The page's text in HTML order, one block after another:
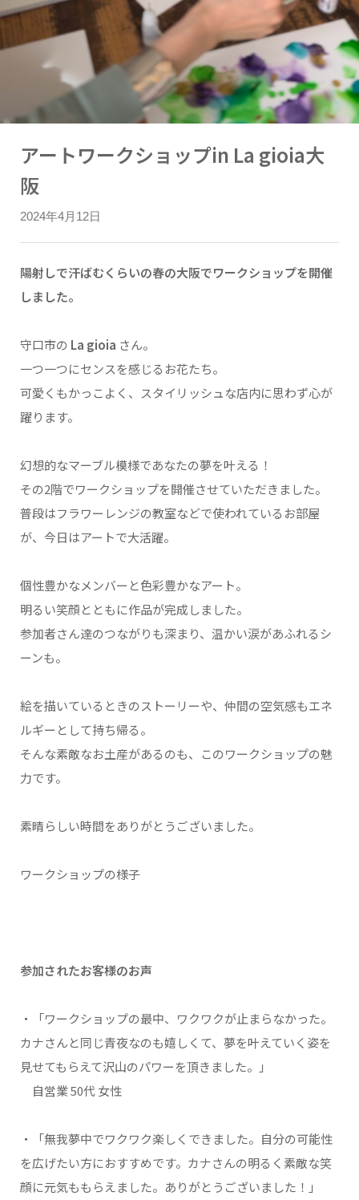
アートワークショップin La gioia大
阪
2024年4月12日
陽射しで汗ばむくらいの春の大阪でワークショップを開催
しました。
守口市の La gioia さん。
一つ一つにセンスを感じるお花たち。
可愛くもかっこよく、スタイリッシュな店内に思わず心が
躍ります。
幻想的なマーブル模様であなたの夢を叶える！
その2階でワークショップを開催させていただきました。
普段はフラワーレンジの教室などで使われているお部屋
が、今日はアートで大活躍。
個性豊かなメンバーと色彩豊かなアート。
明るい笑顔とともに作品が完成しました。
参加者さん達のつながりも深まり、温かい涙があふれるシ
ーンも。
絵を描いているときのストーリーや、仲間の空気感もエネ
ルギーとして持ち帰る。
そんな素敵なお土産があるのも、このワークショップの魅
力です。
素晴らしい時間をありがとうございました。
ワークショップの様子
参加されたお客様のお声
・「ワークショップの最中、ワクワクが止まらなかった。
カナさんと同じ青夜なのも嬉しくて、夢を叶えていく姿を
見せてもらえて沢山のパワーを頂きました。」
自営業 50代 女性
・「無我夢中でワクワク楽しくできました。自分の可能性
を広げたい方におすすめです。カナさんの明るく素敵な笑
顔に元気ももらえました。ありがとうございました！」